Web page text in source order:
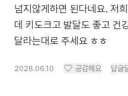
넘지않게하면 된다네요. 저
데 키도크고 발달도 좋고 건
달라는대로 주세요 ㅎㅎ
2026.06.10 공감해요 답글